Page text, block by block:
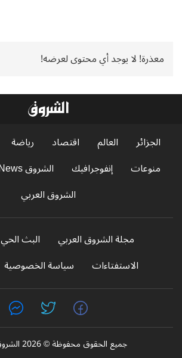
معذرة! لا يوجد أي محتوى لعرضه!
الجزائر العالم اقتصاد رياضة
منوعات
إنفوجرافيك الشروق News
الشروق العربي
مجلة الشروق العربي البث الحي
الاستفتاءات
سياسة الخصوصية
جميع الحقوق محفوظة © 2026 الشروق أونلاين